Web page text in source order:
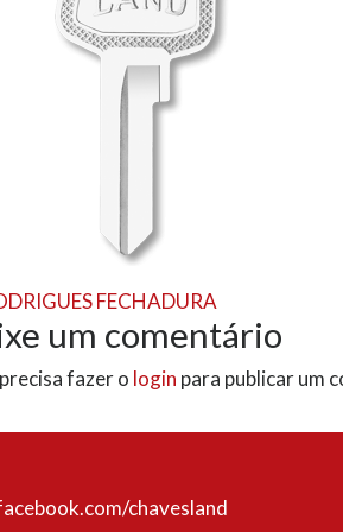
FECHADURA
um comentário
fazer o login para publicar um
chavesland